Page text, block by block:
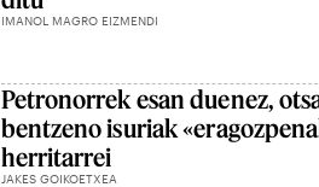
IMANOL MAGRO EIZMENDI
Petronorrek esan duenez,
bentzeno isuriak
herritarrei
JAKES GOIKOETXEA